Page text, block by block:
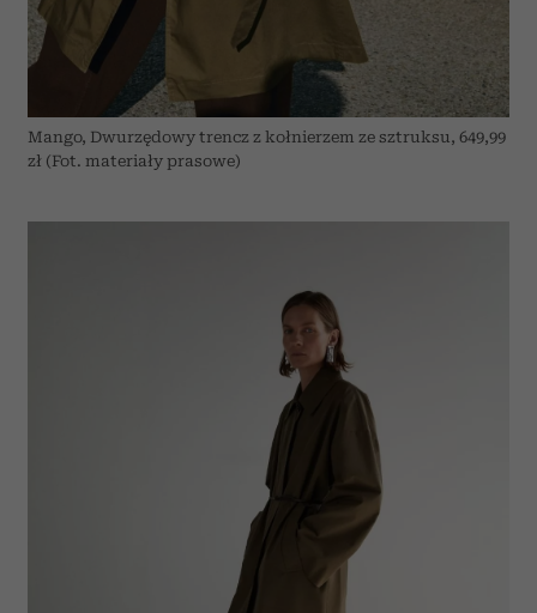
Mango, Dwurzędowy trencz z kołnierzem ze sztruksu, 649,99
zł (Fot. materiały prasowe)